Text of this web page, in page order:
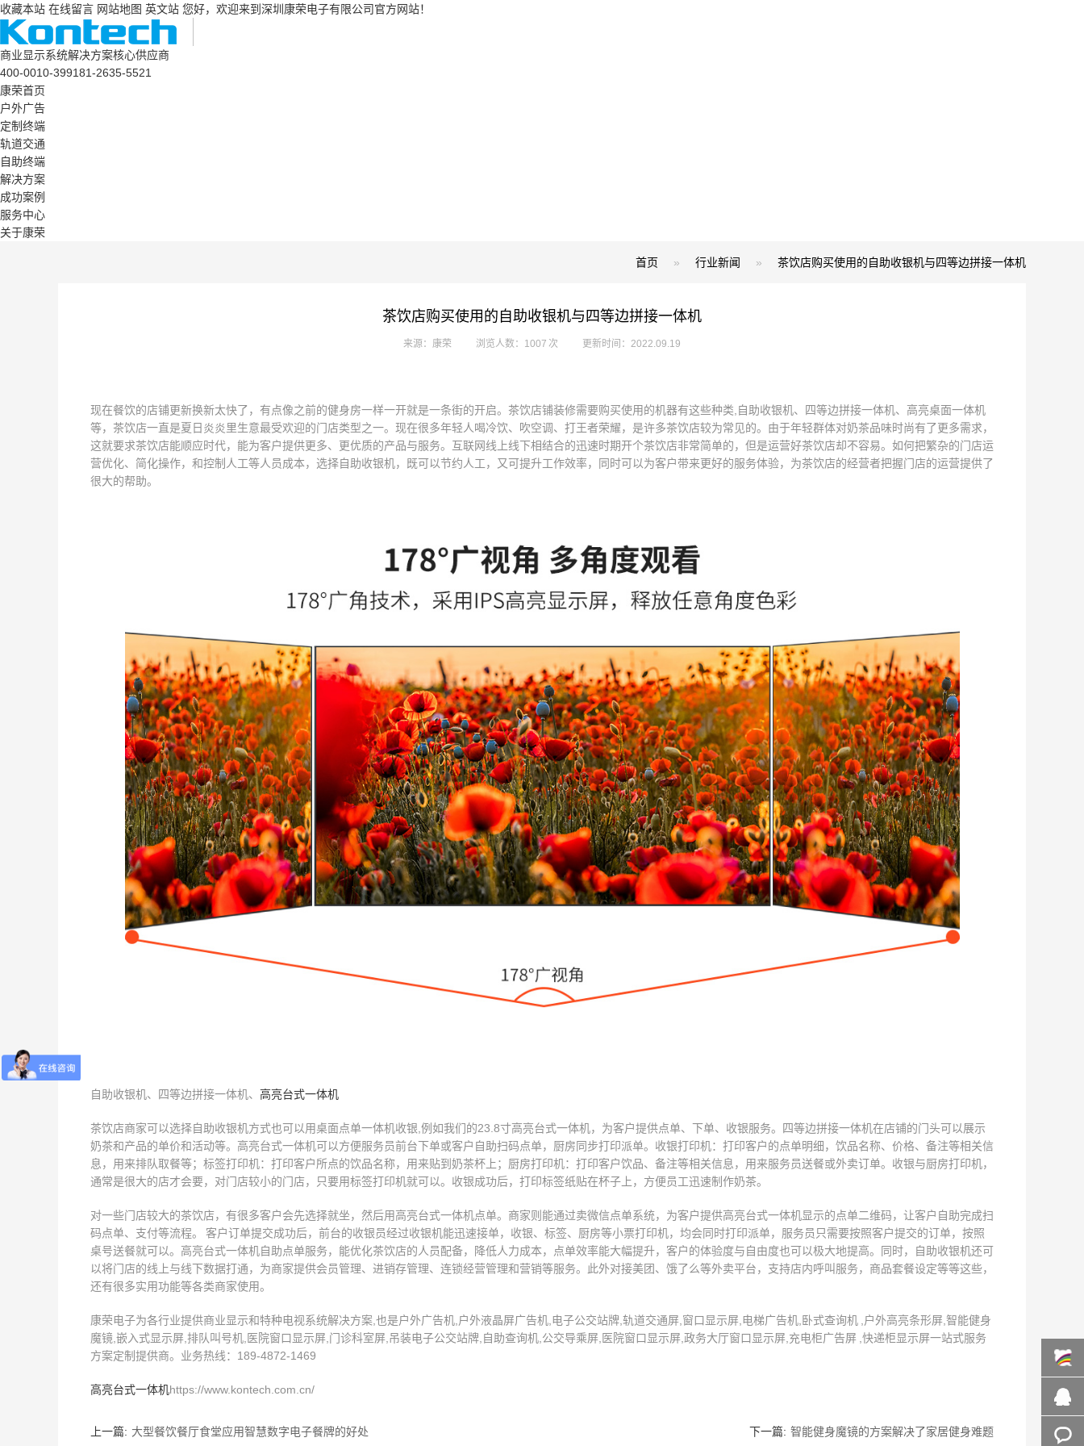
收藏本站 在线留言 网站地图 英文站 您好，欢迎来到深圳康荣电子有限公司官方网站！
商业显示系统解决方案核心供应商
400-0010-399181-2635-5521
康荣首页
户外广告
定制终端
轨道交通
自助终端
解决方案
成功案例
服务中心
关于康荣
首页 » 行业新闻 » 茶饮店购买使用的自助收银机与四等边拼接一体机
茶饮店购买使用的自助收银机与四等边拼接一体机
来源：康荣 浏览人数：1007 次 更新时间：2022.09.19
现在餐饮的店铺更新换新太快了，有点像之前的健身房一样一开就是一条街的开启。茶饮店铺装修需要购买使用的机器有这些种类,自助收银机、四等边拼接一体机、高亮桌面一体机
等，茶饮店一直是夏日炎炎里生意最受欢迎的门店类型之一。现在很多年轻人喝冷饮、吹空调、打王者荣耀，是许多茶饮店较为常见的。由于年轻群体对奶茶品味时尚有了更多需求，
这就要求茶饮店能顺应时代，能为客户提供更多、更优质的产品与服务。互联网线上线下相结合的迅速时期开个茶饮店非常简单的，但是运营好茶饮店却不容易。如何把繁杂的门店运
营优化、简化操作，和控制人工等人员成本，选择自助收银机，既可以节约人工，又可提升工作效率，同时可以为客户带来更好的服务体验，为茶饮店的经营者把握门店的运营提供了
很大的帮助。
自助收银机、四等边拼接一体机、 高亮台式一体机
茶饮店商家可以选择自助收银机方式也可以用桌面点单一体机收银,例如我们的23.8寸高亮台式一体机，为客户提供点单、下单、收银服务。四等边拼接一体机在店铺的门头可以展示
奶茶和产品的单价和活动等。高亮台式一体机可以方便服务员前台下单或客户自助扫码点单，厨房同步打印派单。收银打印机：打印客户的点单明细，饮品名称、价格、备注等相关信
息，用来排队取餐等；标签打印机：打印客户所点的饮品名称，用来贴到奶茶杯上；厨房打印机：打印客户饮品、备注等相关信息，用来服务员送餐或外卖订单。收银与厨房打印机，
通常是很大的店才会要，对门店较小的门店，只要用标签打印机就可以。收银成功后，打印标签纸贴在杯子上，方便员工迅速制作奶茶。
对一些门店较大的茶饮店，有很多客户会先选择就坐，然后用高亮台式一体机点单。商家则能通过卖微信点单系统，为客户提供高亮台式一体机显示的点单二维码，让客户自助完成扫
码点单、支付等流程。 客户订单提交成功后，前台的收银员经过收银机能迅速接单，收银、标签、厨房等小票打印机，均会同时打印派单，服务员只需要按照客户提交的订单，按照
桌号送餐就可以。高亮台式一体机自助点单服务，能优化茶饮店的人员配备，降低人力成本，点单效率能大幅提升，客户的体验度与自由度也可以极大地提高。同时，自助收银机还可
以将门店的线上与线下数据打通，为商家提供会员管理、进销存管理、连锁经营管理和营销等服务。此外对接美团、饿了么等外卖平台，支持店内呼叫服务，商品套餐设定等等这些，
还有很多实用功能等各类商家使用。
康荣电子为各行业提供商业显示和特种电视系统解决方案,也是户外广告机,户外液晶屏广告机,电子公交站牌,轨道交通屏,窗口显示屏,电梯广告机,卧式查询机 ,户外高亮条形屏,智能健身
魔镜,嵌入式显示屏,排队叫号机,医院窗口显示屏,门诊科室屏,吊装电子公交站牌,自助查询机,公交导乘屏,医院窗口显示屏,政务大厅窗口显示屏,充电柜广告屏 ,快递柜显示屏一站式服务
方案定制提供商。业务热线：189-4872-1469
高亮台式一体机https://www.kontech.com.cn/
上一篇: 大型餐饮餐厅食堂应用智慧数字电子餐牌的好处 下一篇: 智能健身魔镜的方案解决了家居健身难题
百度商
在线咨